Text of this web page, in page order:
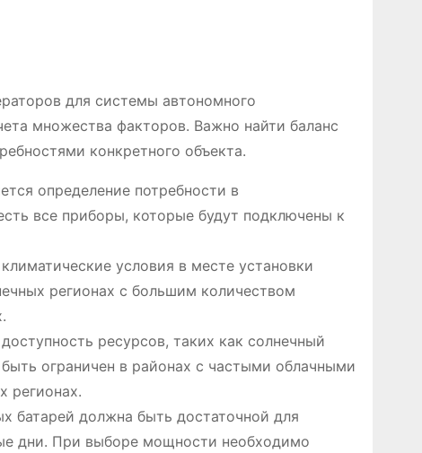
для системы автономного
множества факторов. Важно найти баланс
конкретного объекта.
определение потребности в
все приборы, которые будут подключены к
условия в месте установки
регионах с большим количеством
ресурсов, таких как солнечный
ограничен в районах с частыми облачными
регионах.
батарей должна быть достаточной для
дни. При выборе мощности необходимо